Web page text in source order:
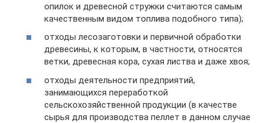
опилок и древесной стружки считаются самым
качественным видом топлива подобного типа);
отходы лесозаготовки и первичной обработки
древесины, к которым, в частности, относятся
ветки, древесная кора, сухая листва и даже хвоя;
отходы деятельности предприятий,
занимающихся переработкой
сельскохозяйственной продукции (в качестве
сырья для производства пеллет в данном случае